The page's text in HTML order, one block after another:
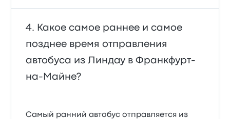
Какое самое раннее и самое
позднее время отправления
автобуса из Линдау в Франкфурт-
на-Майне?
Самый ранний автобус отправляется из